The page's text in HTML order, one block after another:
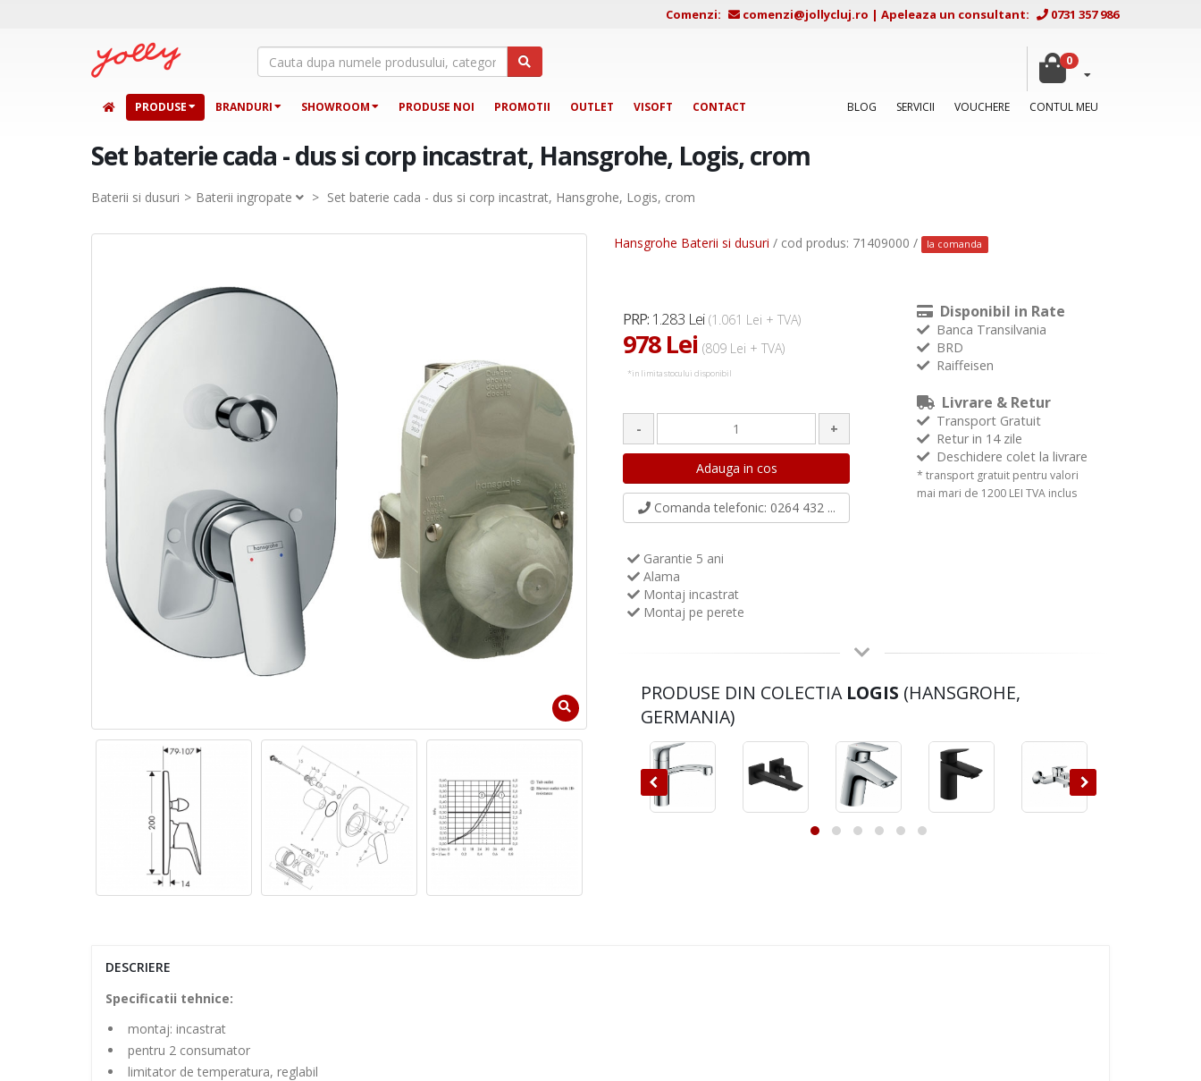
Comenzi: comenzi@jollycluj.ro | Apeleaza un consultant: 0731 357 986
0
PRODUSE BRANDURI SHOWROOM PRODUSE NOI PROMOTII OUTLET VISOFT CONTACT BLOG SERVICII VOUCHERE CONTUL MEU
Set baterie cada - dus si corp incastrat, Hansgrohe, Logis, crom
Baterii si dusuri Baterii ingropate > Set baterie cada - dus si corp incastrat, Hansgrohe, Logis, crom
Hansgrohe Baterii si dusuri / cod produs: 71409000 / la comanda
PRP: 1.283 Lei (1.061 Lei + TVA)
978 Lei (809 Lei + TVA)
*in limita stocului disponibil
- +
Comanda telefonic: 0264 432 ...
Garantie 5 ani
Alama
Montaj incastrat
Montaj pe perete
Disponibil in Rate
Banca Transilvania
BRD
Raiffeisen
Livrare & Retur
Transport Gratuit
Retur in 14 zile
Deschidere colet la livrare
* transport gratuit pentru valori
mai mari de 1200 LEI TVA inclus
PRODUSE DIN COLECTIA LOGIS (HANSGROHE,
GERMANIA)
DESCRIERE
Specificatii tehnice:
montaj: incastrat
pentru 2 consumator
limitator de temperatura, reglabil